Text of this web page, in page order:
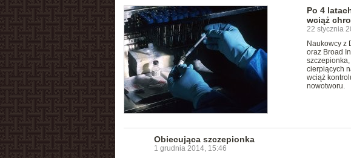
Po 4
wciąż
22 stycznia
Naukowcy z
oraz Broad
cierpiących
wciąż
nowotworu.
Obiecująca szczepionka
1 grudnia 2014, 15:46